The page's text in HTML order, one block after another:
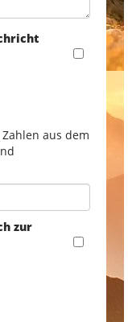
aus dem
zur